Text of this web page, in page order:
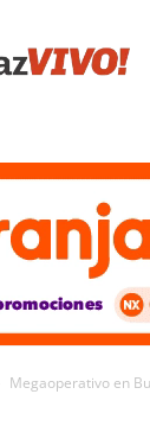
Megaoperativo en